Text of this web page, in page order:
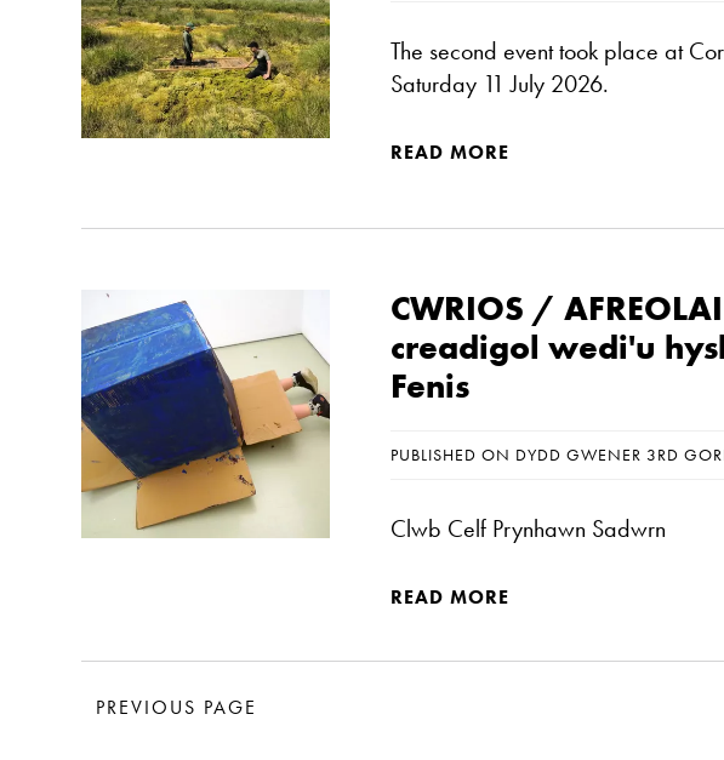
The second event took place at
Saturday 11 July 2026.
READ MORE
CWRIOS /
creadigol wedi'u
Fenis
PUBLISHED ON DYDD GWENER 3RD
Clwb Celf Prynhawn Sadwrn
READ MORE
PREVIOUS PAGE